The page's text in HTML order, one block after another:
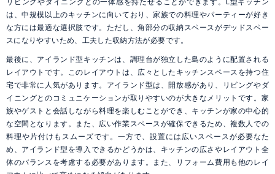
は、中規模以上のキッチンに向いており、家族での料理やパーティーが好き
な方には最適な選択肢です。ただし、角部分の収納スペースがデッドスペー
スになりやすいため、工夫した収納方法が必要です。
最後に、アイランド型キッチンは、調理台が独立した島のように配置される
レイアウトです。このレイアウトは、広々としたキッチンスペースを持つ住
宅で非常に人気があります。アイランド型は、開放感があり、リビングやダ
イニングとのコミュニケーションが取りやすいのが大きなメリットです。家
族やゲストと会話しながら料理を楽しむことができ、キッチンが家の中心的
な空間となります。また、広い作業スペースが確保できるため、複数人での
料理や片付けもスムーズです。一方で、設置には広いスペースが必要なた
め、アイランド型を導入できるかどうかは、キッチンの広さやレイアウト全
体のバランスを考慮する必要があります。また、リフォーム費用も他のレイ